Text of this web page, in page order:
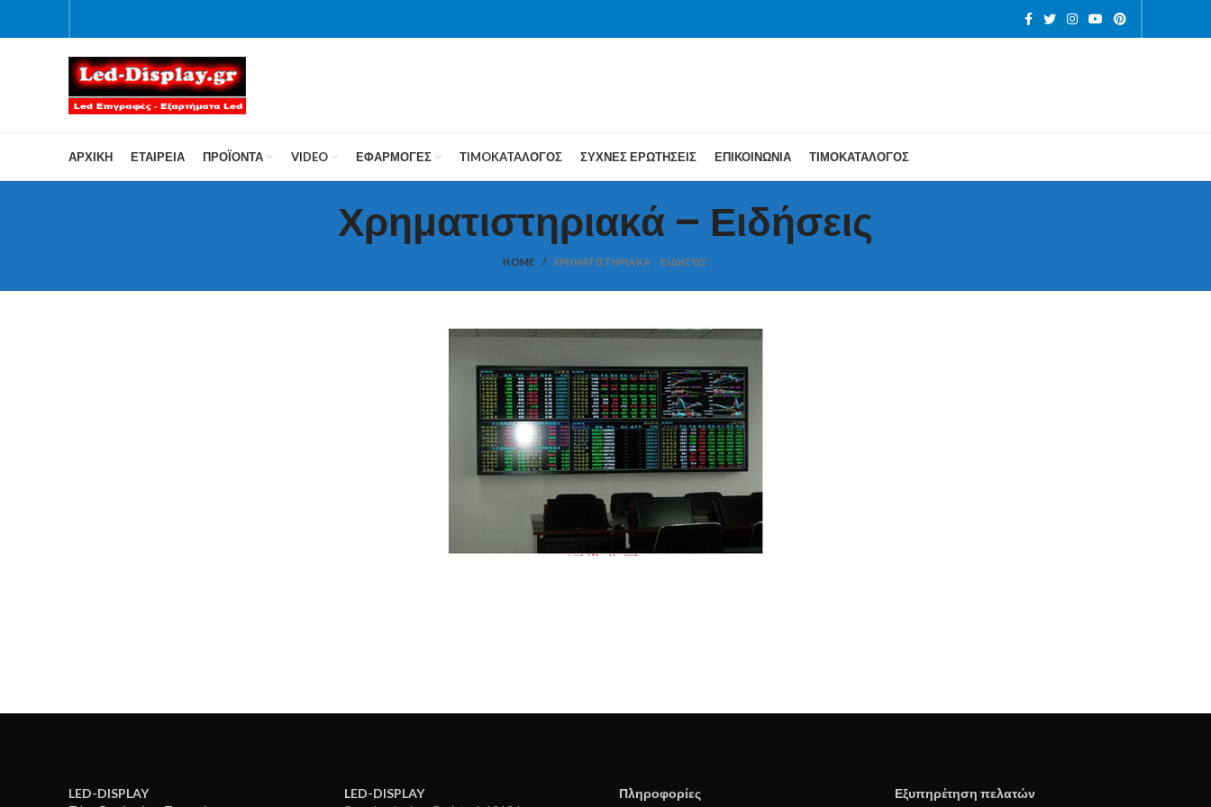
ΑΡΧΙΚΗ ΕΤΑΙΡΕΙΑ ΠΡΟΪΌΝΤΑ VIDEO ΕΦΑΡΜΟΓΕΣ ΤIMOKATAΛΟΓΟΣ ΣΥΧΝΕΣ ΕΡΩΤΗΣΕΙΣ ΕΠΙΚΟΙΝΩΝΙΑ ΤΙΜΟΚΑΤΑΛΟΓΟΣ
Χρηματιστηριακά – Ειδήσεις
HOME ΧΡΗΜΑΤΙΣΤΗΡΙΑΚΆ – ΕΙΔΉΣΕΙΣ
LED-DISPLAY
LED-DISPLAY
Πληροφορίες Εξυπηρέτηση πελατών